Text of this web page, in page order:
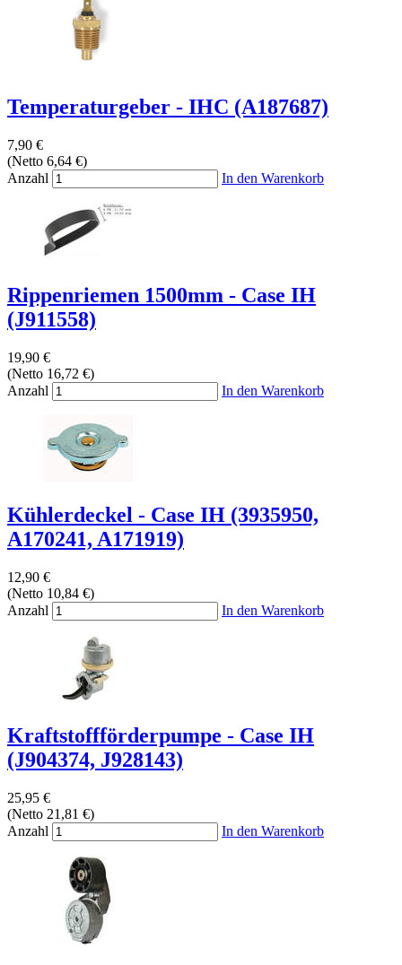
Temperaturgeber - IHC (A187687)
7,90 €
(Netto 6,64 €)
Anzahl
In den Warenkorb
Rippenriemen 1500mm - Case IH
(J911558)
19,90 €
(Netto 16,72 €)
Anzahl
In den Warenkorb
Kühlerdeckel - Case IH (3935950,
A170241, A171919)
12,90 €
(Netto 10,84 €)
Anzahl
In den Warenkorb
Kraftstoffförderpumpe - Case IH
(J904374, J928143)
25,95 €
(Netto 21,81 €)
Anzahl
In den Warenkorb